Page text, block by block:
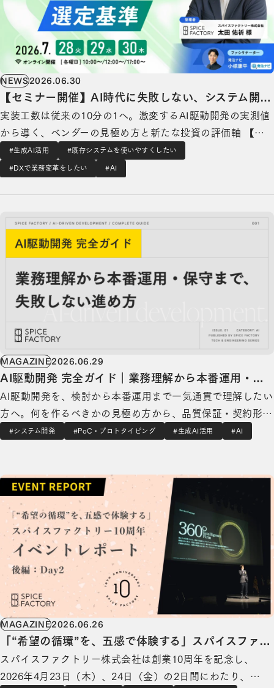
NEWS2026.06.30
【セミナー開催】AI時代に失敗しない、システム開発
ベンダーの選定基準を徹底解説
実装工数は従来の10分の1へ。激変するAI駆動開発の実測値
から導く、ベンダーの見極め方と新たな投資の評価軸 【参
加費無料】AI時代の「正しい投資先」を見極める実践的なノ
ウハウを一気通貫で解説する デジタル・トランスフォーメ
#生成AI活用 #既存システムを使いやすくしたい
#DXで業務変革をしたい #AI
MAGAZINE2026.06.29
AI駆動開発 完全ガイド｜業務理解から本番運用・保
守まで、失敗しない進め方
AI駆動開発を、検討から本番運用まで一気通貫で理解したい
方へ。何を作るべきかの見極め方から、品質保証・契約形
態・社内説明の材料まで、実務で必要な論点を一本にまとめ
につなげたい方を想定しています。AI…
#システム開発 #PoC・プロトタイピング #生成AI活用 #AI
MAGAZINE2026.06.26
「“希望の循環”を、五感で体験する」スパイスファク
トリー10周年イベントレポート【後編：Day2】
スパイスファクトリー株式会社は創業10周年を記念し、
2026年4月23日（木）、24日（金）の2日間にわたり、